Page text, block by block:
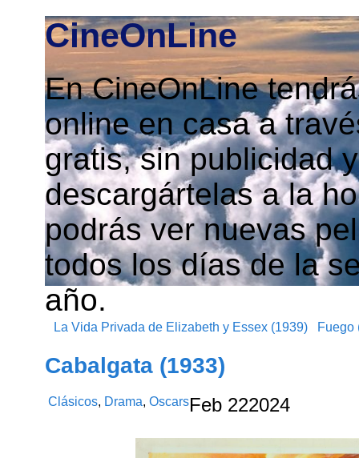
CineOnLine
En CineOnLine
online en casa a
gratis, sin publicidad
descargártelas a la
podrás ver nuevas
todos los días de la
año.
La Vida Privada de Elizabeth y Essex (1939) Fuego
Cabalgata (1933)
Clásicos, Drama,OscarsFeb 222024